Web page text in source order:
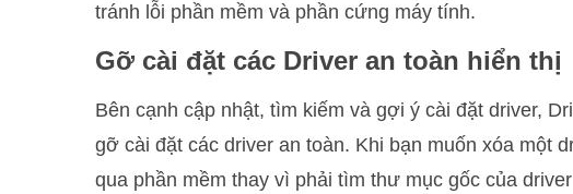
tránh lỗi phần mềm và phần cứng máy tính.
Gỡ cài đặt các Driver an toàn hiển thị
Bên cạnh cập nhật, tìm kiếm và gợi ý cài đặt driver,
gỡ cài đặt các driver an toàn. Khi bạn muốn xóa một
qua phần mềm thay vì phải tìm thư mục gốc của